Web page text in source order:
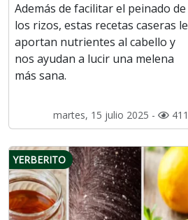
Además de facilitar el peinado de
los rizos, estas recetas caseras le
aportan nutrientes al cabello y
nos ayudan a lucir una melena
más sana.
martes, 15 julio 2025 - 411
YERBERITO